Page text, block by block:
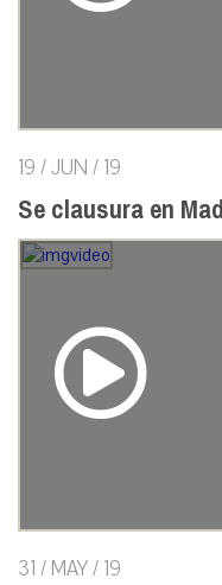
19 / JUN / 19
Se clausura en
31 / MAY / 19